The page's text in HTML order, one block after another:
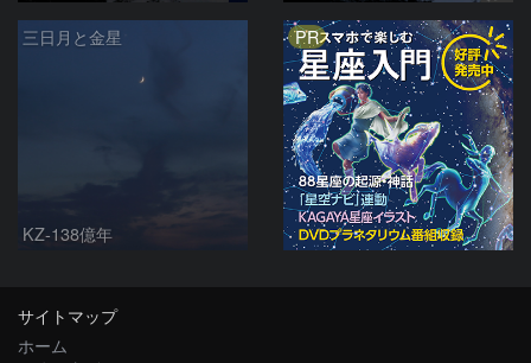
三日月と金星
KZ-138億年
PR
サイトマップ
ホーム